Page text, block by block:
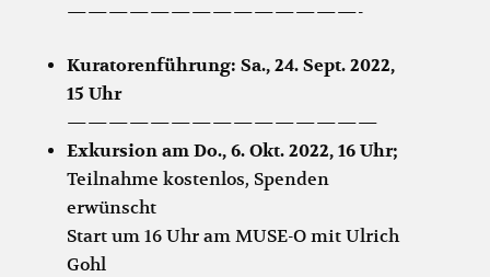
——————————————-
Kuratorenführung: Sa., 24. Sept. 2022,
15 Uhr
———————————————
Exkursion am Do., 6. Okt. 2022, 16 Uhr;
Teilnahme kostenlos, Spenden
erwünscht
Start um 16 Uhr am MUSE-O mit Ulrich
Gohl